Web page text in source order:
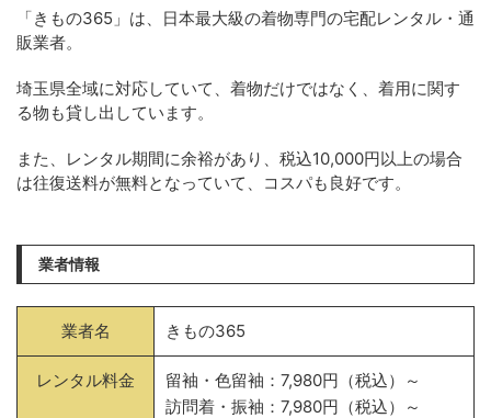
「きもの365」は、日本最大級の着物専門の宅配レンタル・通
販業者。
埼玉県全域に対応していて、着物だけではなく、着用に関す
る物も貸し出しています。
また、レンタル期間に余裕があり、税込10,000円以上の場合
は往復送料が無料となっていて、コスパも良好です。
業者情報
業者名 きもの365
レンタル料金
留袖・色留袖：7,980円（税込）～
訪問着・振袖：7,980円（税込）～